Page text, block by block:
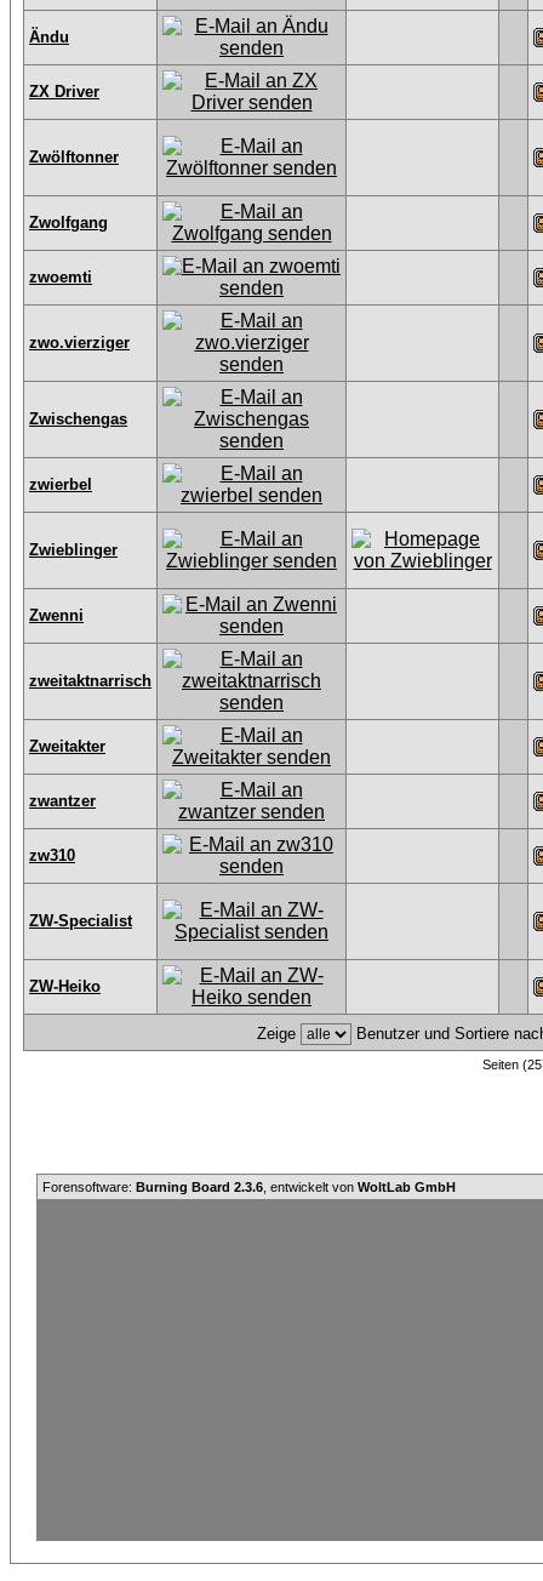
Ändu
ZX Driver
Zwölftonner
Zwolfgang
zwoemti
zwo.vierziger
Zwischengas
zwierbel
Zwieblinger
Zwenni
zweitaktnarrisch
Zweitakter
zwantzer
zw310
ZW-Specialist
ZW-Heiko
Zeige Benutzer und Sortiere
Seiten
Forensoftware: Burning Board 2.3.6 , entwickelt von WoltLab GmbH